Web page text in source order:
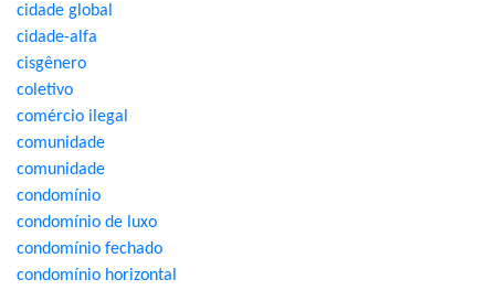
cidade global
cidade-alfa
cisgênero
coletivo
comércio ilegal
comunidade
comunidade
condomínio
condomínio de luxo
condomínio fechado
condomínio horizontal